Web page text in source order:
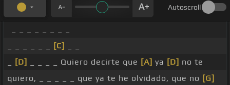
Autoscroll
[C]
[D] _ _ _ _ Quiero decirte que [A] ya [D] no te
quiero, _ _ _ _ _ que ya te he olvidado, que no [G]